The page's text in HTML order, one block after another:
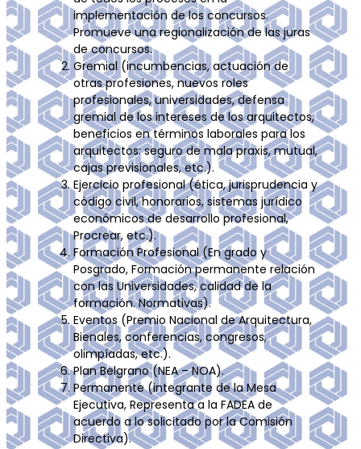
implementación de los concursos.
Promueve una regionalización de las juras
de concursos.
Gremial (incumbencias, actuación de
otras profesiones, nuevos roles
profesionales, universidades, defensa
gremial de los intereses de los arquitectos,
beneficios en términos laborales para los
arquitectos: seguro de mala praxis, mutual,
cajas previsionales, etc.).
Ejercicio profesional (ética, jurisprudencia y
código civil, honorarios, sistemas jurídico
económicos de desarrollo profesional,
Procrear, etc.).
Formación Profesional (En grado y
Posgrado, Formación permanente relación
con las Universidades, calidad de la
formación. Normativas).
Eventos (Premio Nacional de Arquitectura,
Bienales, conferencias, congresos,
olimpíadas, etc.).
Plan Belgrano (NEA – NOA).
Permanente (integrante de la Mesa
Ejecutiva, Representa a la FADEA de
acuerdo a lo solicitado por la Comisión
Directiva).